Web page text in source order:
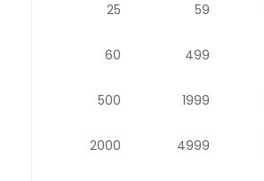
25 59
60 499
500 1999
2000 4999